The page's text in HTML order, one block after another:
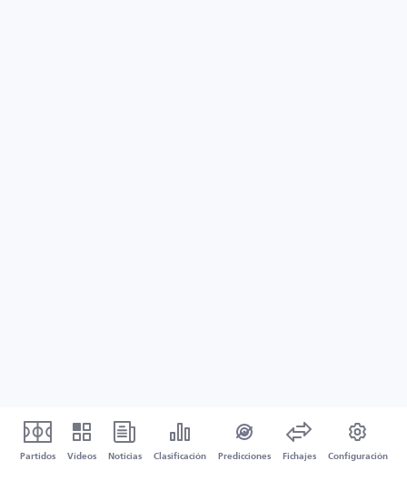
Partidos Vídeos Noticias Clasificación Predicciones Fichajes Configuración